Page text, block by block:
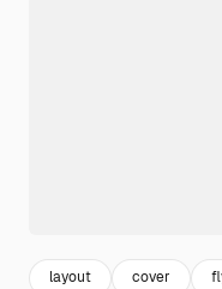
layout cover